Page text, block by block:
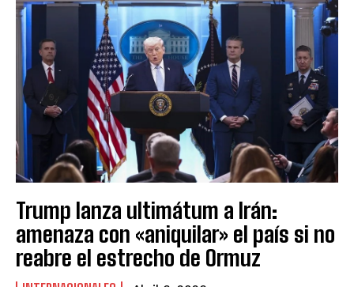
Trump lanza ultimátum a Irán:
amenaza con «aniquilar» el país si no
reabre el estrecho de Ormuz